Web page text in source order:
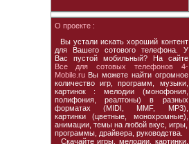
О проекте :
Вы устали искать хороший контент
для Вашего сотового телефона. У
Вас пустой мобильный? На сайте
Все для сотовых телефонов 4-
Mobile.ruВы можете найти огромное
количество игр, программ, музыки,
картинок : мелодии (монофония,
полифония, реалтоны) в разных
форматах (MIDI, MMF, MP3),
картинки (цветные, монохромные),
анимации, темы на любой вкус, игры,
программы, драйвера, руководства.
Скачайте игры, мелодии, картинки,